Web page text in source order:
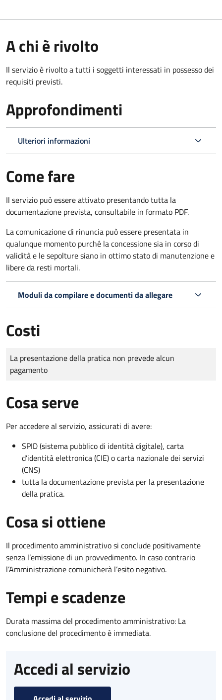
A chi è rivolto
Il servizio è rivolto a tutti i soggetti interessati in possesso dei
requisiti previsti.
Approfondimenti
Ulteriori informazioni
Come fare
Il servizio può essere attivato presentando tutta la
documentazione prevista, consultabile in formato PDF.
La comunicazione di rinuncia può essere presentata in
qualunque momento purché la concessione sia in corso di
validità e le sepolture siano in ottimo stato di manutenzione e
libere da resti mortali.
Moduli da compilare e documenti da allegare
Costi
Tipo di pagamento
Importo
La presentazione della pratica non prevede alcun
pagamento
Cosa serve
Per accedere al servizio, assicurati di avere:
SPID (sistema pubblico di identità digitale), carta
d’identità elettronica (CIE) o carta nazionale dei servizi
(CNS)
tutta la documentazione prevista per la presentazione
della pratica.
Cosa si ottiene
Il procedimento amministrativo si conclude positivamente
senza l’emissione di un provvedimento. In caso contrario
l’Amministrazione comunicherà l’esito negativo.
Tempi e scadenze
Durata massima del procedimento amministrativo: La
conclusione del procedimento è immediata.
Accedi al servizio